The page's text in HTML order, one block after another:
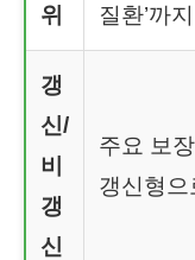
위
질환’까
갱
신/
비
갱
신
주요 보
갱신형